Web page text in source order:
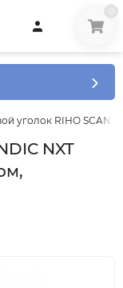
уголок RIHO
NXT